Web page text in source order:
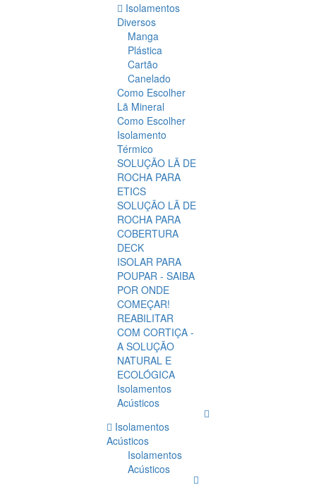
Isolamentos
Diversos
Manga
Plástica
Cartão
Canelado
Como Escolher
Lã Mineral
Como Escolher
Isolamento
Térmico
SOLUÇÃO LÃ DE
ROCHA PARA
ETICS
SOLUÇÃO LÃ DE
ROCHA PARA
COBERTURA
DECK
ISOLAR PARA
POUPAR - SAIBA
POR ONDE
COMEÇAR!
REABILITAR
COM CORTIÇA -
A SOLUÇÃO
NATURAL E
ECOLÓGICA
Isolamentos
Acústicos
Isolamentos
Acústicos
Isolamentos
Acústicos